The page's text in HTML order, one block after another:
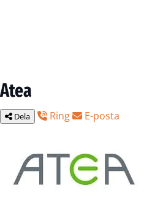
Atea
Dela Ring E-posta